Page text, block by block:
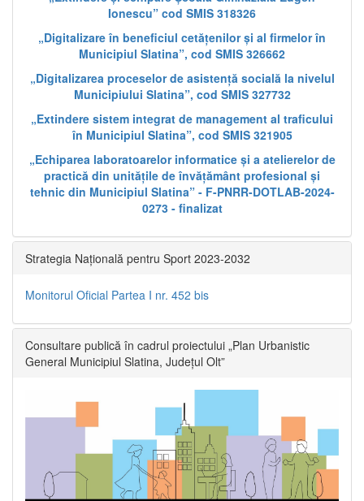
Ionescu” cod SMIS 318326
„Digitalizare în beneficiul cetățenilor și al firmelor în
Municipiul Slatina”, cod SMIS 326662
„Digitalizarea proceselor de asistență socială la nivelul
Municipiului Slatina”, cod SMIS 327732
„Extindere sistem integrat de management al traficului
în Municipiul Slatina”, cod SMIS 321905
„Echiparea laboratoarelor informatice și a atelierelor de
practică din unitățile de învățământ profesional și
tehnic din Municipiul Slatina” - F-PNRR-DOTLAB-2024-
0273 - finalizat
Strategia Națională pentru Sport 2023-2032
Monitorul Oficial Partea I nr. 452 bis
Consultare publică în cadrul proiectului „Plan Urbanistic
General Municipiul Slatina, Județul Olt”